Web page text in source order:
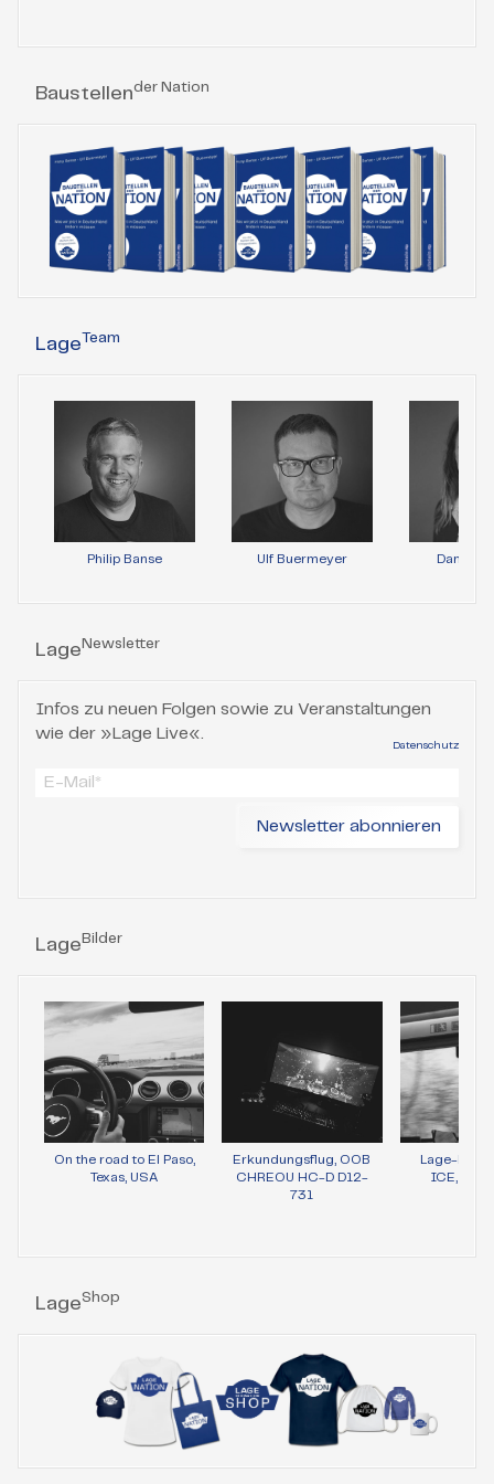
Baustellender Nation
Lage Team
Philip Banse Ulf Buermeyer Daniela
Lage Newsletter
Infos zu neuen Folgen sowie zu Veranstaltungen
wie der »Lage Live«.
Datenschutz
Lage Bilder
On the road to El Paso,
Texas, USA
Erkundungsflug, OOB
CHREOU HC-D D12-
731
Lage-Bild
ICE,
LageShop